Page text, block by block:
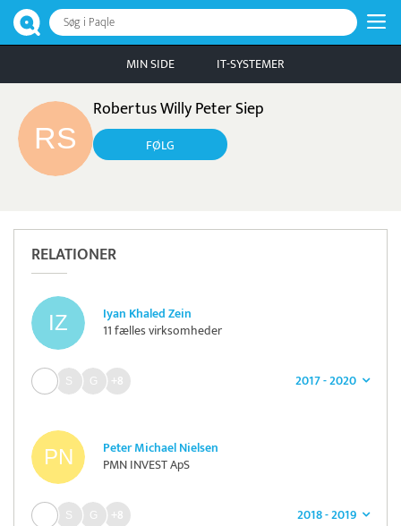
Søg i Paqle
MIN SIDE IT-SYSTEMER
Robertus Willy Peter Siep
FØLG
RELATIONER
Iyan Khaled Zein
11 fælles virksomheder
2017 - 2020
+8
Peter Michael Nielsen
PMN INVEST ApS
2018 - 2019
+8